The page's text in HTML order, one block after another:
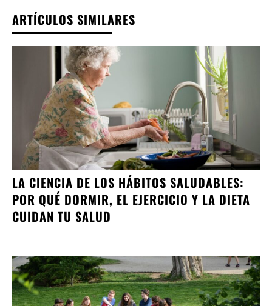
ARTÍCULOS SIMILARES
LA CIENCIA DE LOS HÁBITOS SALUDABLES:
POR QUÉ DORMIR, EL EJERCICIO Y LA DIETA
CUIDAN TU SALUD